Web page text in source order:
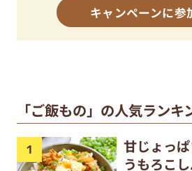
キャンペーンに参
「ご飯もの」の人気ランキ
甘じょっ
うもろこ